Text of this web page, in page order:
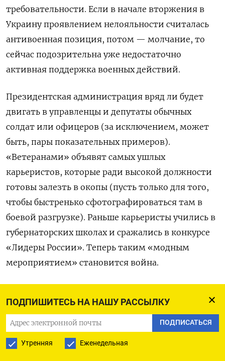
ПОДПИШИТЕСЬ НА НАШУ РАССЫЛКУ
ПОДПИСАТЬСЯ
Утренняя Еженедельная
требовательности. Если в начале вторжения в
Украину проявлением нелояльности считалась
антивоенная позиция, потом — молчание, то
сейчас подозрительна уже недостаточно
активная поддержка военных действий.
Президентская администрация вряд ли будет
двигать в управленцы и депутаты обычных
солдат или офицеров (за исключением, может
быть, пары показательных примеров).
«Ветеранами» объявят самых ушлых
карьеристов, которые ради высокой должности
готовы залезть в окопы (пусть только для того,
чтобы быстренько сфотографироваться там в
боевой разгрузке). Раньше карьеристы учились в
губернаторских школах и сражались в конкурсе
«Лидеры России». Теперь таким «модным
мероприятием» становится война.
будут все чаще оказываться на обочине. В первую
очередь это коснется регионального уровня. Но
не исключено, что «ветераны» будут замещать и
освободившиеся кресла в Госдуме и Совете